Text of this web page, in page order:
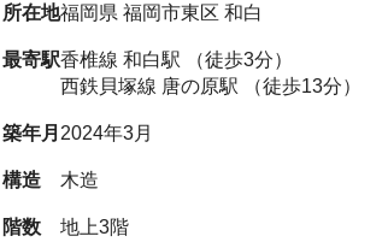
所在地福岡県 福岡市東区 和白
最寄駅香椎線 和白駅 （徒歩3分）
西鉄貝塚線 唐の原駅 （徒歩13分）
築年月 2024年3月
構造 木造
階数 地上3階